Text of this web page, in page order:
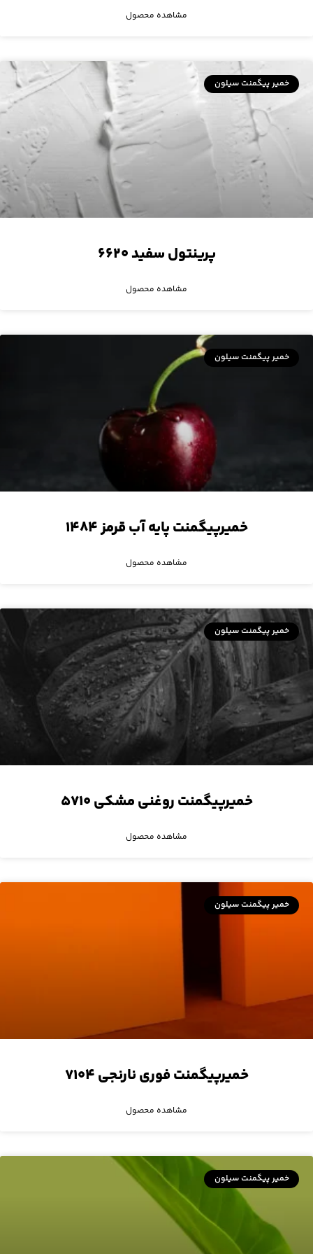
مشاهده محصول
خمیر پیگمنت سیلون
پرینتول سفید ۶۶۲۰
مشاهده محصول
خمیر پیگمنت سیلون
خمیرپیگمنت پایه آب قرمز ۱۴۸۴
مشاهده محصول
خمیر پیگمنت سیلون
خمیرپیگمنت روغنی مشکی ۵۷۱۰
مشاهده محصول
خمیر پیگمنت سیلون
خمیرپیگمنت فوری نارنجی ۷۱۰۴
مشاهده محصول
خمیر پیگمنت سیلون